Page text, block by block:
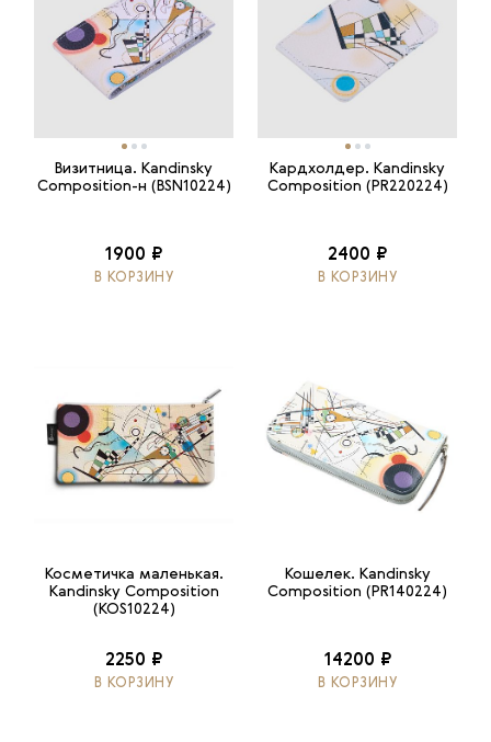
Визитница. Kandinsky
Composition-н (BSN10224)
1900 ₽
В КОРЗИНУ
Кардхолдер. Kandinsky
Composition (PR220224)
2400 ₽
В КОРЗИНУ
Косметичка маленькая.
Kandinsky Composition
(KOS10224)
2250 ₽
В КОРЗИНУ
Кошелек. Kandinsky
Composition (PR140224)
14200 ₽
В КОРЗИНУ